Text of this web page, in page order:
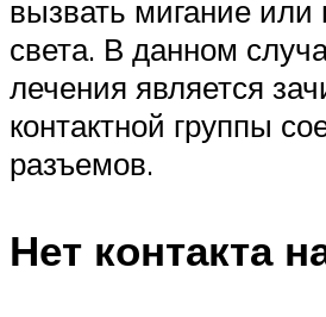
вызвать мигание или
света. В данном
лечения является
контактной группы
разъемов.
Нет контакта